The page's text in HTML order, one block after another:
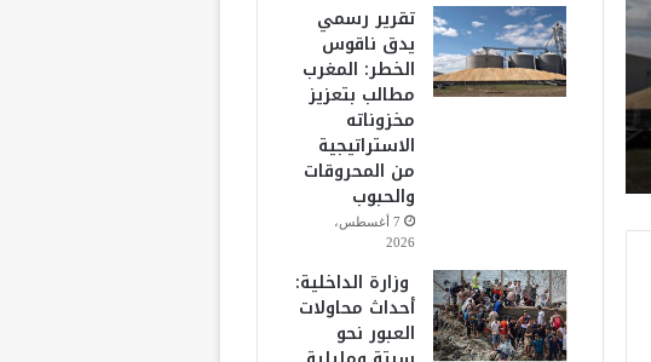
تقرير رسمي
يدق ناقوس
الخطر: المغرب
مطالب بتعزيز
مخزوناته
الاستراتيجية
من المحروقات
والحبوب
7 أغسطس،
2026
وزارة الداخلية:
أحداث محاولات
العبور نحو